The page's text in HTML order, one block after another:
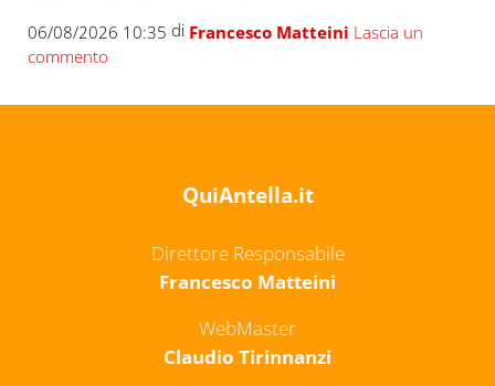
06/08/2026 10:35 di Francesco Matteini Lascia un
commento
QuiAntella.it
Direttore Responsabile
Francesco Matteini
WebMaster
Claudio Tirinnanzi